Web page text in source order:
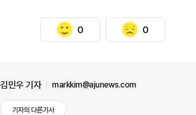
0 0
김민우 기자 markkim@ajunews.com
기자의 다른기사